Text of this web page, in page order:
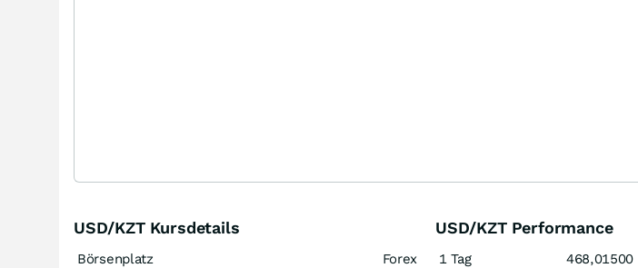
USD/KZT Kursdetails
Börsenplatz
Forex
USD/KZT Performance
1 Tag 468,01500